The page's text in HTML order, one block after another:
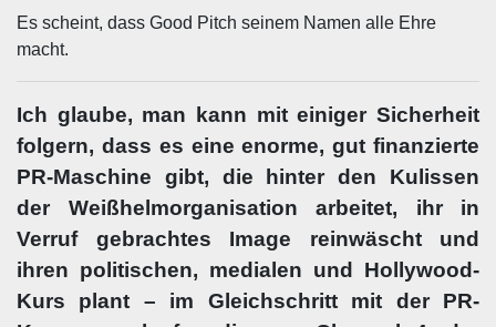
Es scheint, dass Good Pitch seinem Namen alle Ehre
macht.
Ich glaube, man kann mit einiger Sicherheit
folgern, dass es eine enorme, gut finanzierte
PR-Maschine gibt, die hinter den Kulissen
der Weißhelmorganisation arbeitet, ihr in
Verruf gebrachtes Image reinwäscht und
ihren politischen, medialen und Hollywood-
Kurs plant – im Gleichschritt mit der PR-